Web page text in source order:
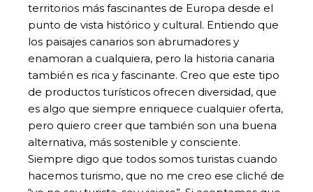
territorios más fascinantes de Europa desde el
punto de vista histórico y cultural. Entiendo que
los paisajes canarios son abrumadores y
enamoran a cualquiera, pero la historia canaria
también es rica y fascinante. Creo que este tipo
de productos turísticos ofrecen diversidad, que
es algo que siempre enriquece cualquier oferta,
pero quiero creer que también son una buena
alternativa, más sostenible y consciente.
Siempre digo que todos somos turistas cuando
hacemos turismo, que no me creo ese cliché de